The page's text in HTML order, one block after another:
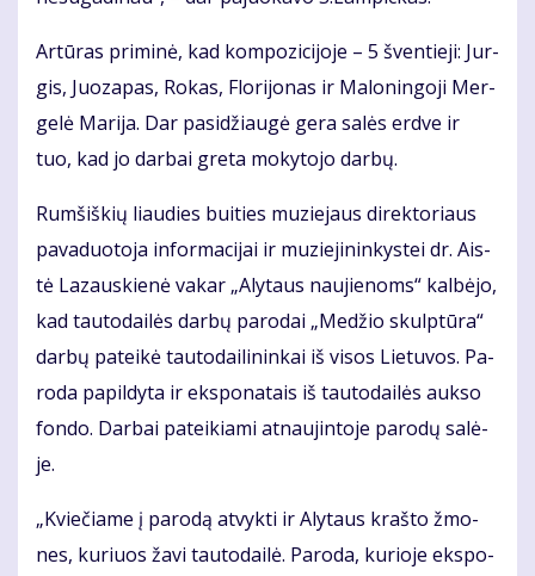
Ar­tū­ras pri­mi­nė, kad kom­po­zi­ci­jo­je – 5 šven­tie­ji: Jur­
gis, Juo­za­pas, Ro­kas, Flo­ri­jo­nas ir Ma­lo­nin­go­ji Mer­
ge­lė Ma­ri­ja. Dar pa­si­džiau­gė ge­ra sa­lės erd­ve ir
tuo, kad jo dar­bai gre­ta mo­ky­to­jo dar­bų.
Rum­šiš­kių liau­dies bui­ties mu­zie­jaus di­rek­to­riaus
pa­va­duo­to­ja in­for­ma­ci­jai ir mu­zie­ji­nin­kys­tei dr. Ais­
tė La­zaus­kie­nė va­kar „Aly­taus nau­jie­noms“ kal­bė­jo,
kad tau­to­dai­lės dar­bų pa­ro­dai „Me­džio skulp­tū­ra“
dar­bų pa­tei­kė tau­to­dai­li­nin­kai iš vi­sos Lie­tu­vos. Pa­
ro­da pa­pil­dy­ta ir eks­po­na­tais iš tau­to­dai­lės auk­so
fon­do. Dar­bai pa­tei­kia­mi at­nau­jin­to­je pa­ro­dų sa­lė­
je.
„Kvie­čia­me į pa­ro­dą at­vyk­ti ir Aly­taus kraš­to žmo­
nes, ku­riuos ža­vi tau­to­dai­lė. Pa­ro­da, ku­rio­je eks­po­